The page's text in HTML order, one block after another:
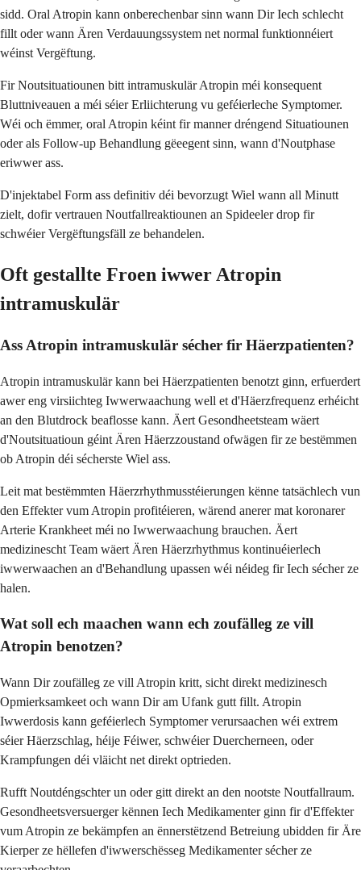
sidd. Oral Atropin kann onberechenbar sinn wann Dir Iech schlecht
fillt oder wann Ären Verdauungssystem net normal funktionnéiert
wéinst Vergëftung.
Fir Noutsituatiounen bitt intramuskulär Atropin méi konsequent
Bluttniveauen a méi séier Erliichterung vu geféierleche Symptomer.
Wéi och ëmmer, oral Atropin kéint fir manner dréngend Situatiounen
oder als Follow-up Behandlung gëeegent sinn, wann d'Noutphase
eriwwer ass.
D'injektabel Form ass definitiv déi bevorzugt Wiel wann all Minutt
zielt, dofir vertrauen Noutfallreaktiounen an Spideeler drop fir
schwéier Vergëftungsfäll ze behandelen.
Oft gestallte Froen iwwer Atropin
intramuskulär
Ass Atropin intramuskulär sécher fir Häerzpatienten?
Atropin intramuskulär kann bei Häerzpatienten benotzt ginn, erfuerdert
awer eng virsiichteg Iwwerwaachung well et d'Häerzfrequenz erhéicht
an den Blutdrock beaflosse kann. Äert Gesondheetsteam wäert
d'Noutsituatioun géint Ären Häerzzoustand ofwägen fir ze bestëmmen
ob Atropin déi sécherste Wiel ass.
Leit mat bestëmmten Häerzrhythmusstéierungen kënne tatsächlech vun
den Effekter vum Atropin profitéieren, wärend anerer mat koronarer
Arterie Krankheet méi no Iwwerwaachung brauchen. Äert
medizinescht Team wäert Ären Häerzrhythmus kontinuéierlech
iwwerwaachen an d'Behandlung upassen wéi néideg fir Iech sécher ze
halen.
Wat soll ech maachen wann ech zoufälleg ze vill
Atropin benotzen?
Wann Dir zoufälleg ze vill Atropin kritt, sicht direkt medizinesch
Opmierksamkeet och wann Dir am Ufank gutt fillt. Atropin
Iwwerdosis kann geféierlech Symptomer verursaachen wéi extrem
séier Häerzschlag, héije Féiwer, schwéier Duercherneen, oder
Krampfungen déi vläicht net direkt optrieden.
Rufft Noutdéngschter un oder gitt direkt an den nootste Noutfallraum.
Gesondheetsversuerger kënnen Iech Medikamenter ginn fir d'Effekter
vum Atropin ze bekämpfen an ënnerstëtzend Betreiung ubidden fir Äre
Kierper ze hëllefen d'iwwerschësseg Medikamenter sécher ze